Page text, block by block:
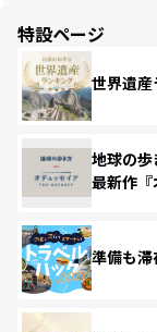
特設ページ
世界遺
地球の
最新作『
準備も